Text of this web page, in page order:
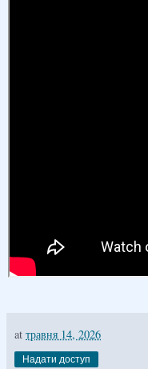
at травня 14, 2026
Надати доступ